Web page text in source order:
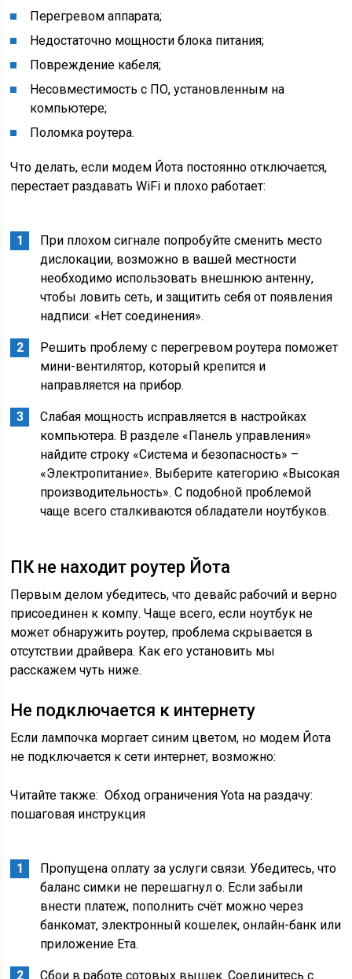
Перегревом аппарата;
Недостаточно мощности блока питания;
Повреждение кабеля;
Несовместимость с ПО, установленным на
компьютере;
Поломка роутера.
Что делать, если модем Йота постоянно отключается,
перестает раздавать WiFi и плохо работает:
При плохом сигнале попробуйте сменить место
дислокации, возможно в вашей местности
необходимо использовать внешнюю антенну,
чтобы ловить сеть, и защитить себя от появления
надписи: «Нет соединения».
Решить проблему с перегревом роутера поможет
мини-вентилятор, который крепится и
направляется на прибор.
Слабая мощность исправляется в настройках
компьютера. В разделе «Панель управления»
найдите строку «Система и безопасность» –
«Электропитание». Выберите категорию «Высокая
производительность». С подобной проблемой
чаще всего сталкиваются обладатели ноутбуков.
ПК не находит роутер Йота
Первым делом убедитесь, что девайс рабочий и верно
присоединен к компу. Чаще всего, если ноутбук не
может обнаружить роутер, проблема скрывается в
отсутствии драйвера. Как его установить мы
расскажем чуть ниже.
Не подключается к интернету
Если лампочка моргает синим цветом, но модем Йота
не подключается к сети интернет, возможно:
Читайте также: Обход ограничения Yota на раздачу:
пошаговая инструкция
Пропущена оплату за услуги связи. Убедитесь, что
баланс симки не перешагнул о. Если забыли
внести платеж, пополнить счёт можно через
банкомат, электронный кошелек, онлайн-банк или
приложение Ета.
Сбои в работе сотовых вышек. Соединитесь с